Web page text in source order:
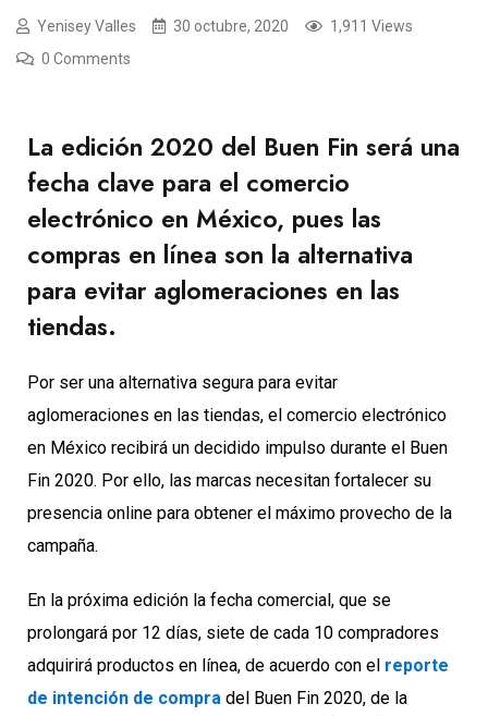
Yenisey Valles 30 octubre, 2020
1,911 Views
0 Comments
La edición 2020 del Buen Fin será una
fecha clave para el comercio
electrónico en México, pues las
compras en línea son la alternativa
para evitar aglomeraciones en las
tiendas.
Por ser una alternativa segura para evitar
aglomeraciones en las tiendas, el comercio electrónico
en México recibirá un decidido impulso durante el Buen
Fin 2020. Por ello, las marcas necesitan fortalecer su
presencia online para obtener el máximo provecho de la
campaña.
En la próxima edición la fecha comercial, que se
prolongará por 12 días, siete de cada 10 compradores
adquirirá productos en línea, de acuerdo con el reporte
de intención de compra del Buen Fin 2020, de la